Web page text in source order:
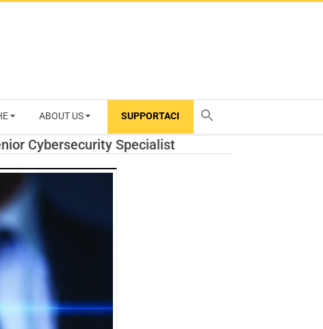
ABOUT US SUPPORTACI
Cybersecurity Specialist